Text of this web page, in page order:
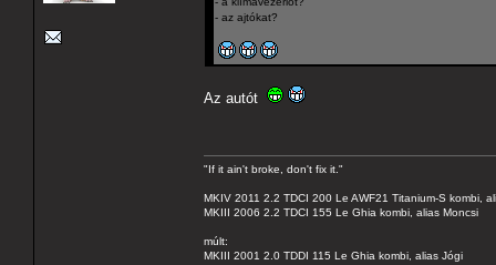
- az ajtókat?
Az autót
"If it ain't broke, don't fix it."
MKIV 2011 2.2 TDCI 200 Le AWF21 Titanium-S kombi,
MKIII 2006 2.2 TDCI 155 Le Ghia kombi, alias Moncsi
múlt:
MKIII 2001 2.0 TDDI 115 Le Ghia kombi, alias Jógi